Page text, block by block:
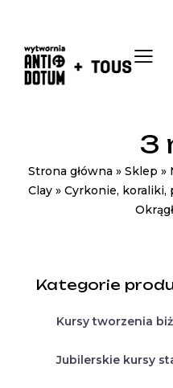
3
Strona główna » Sklep »
Clay » Cyrkonie, koraliki,
Kategorie
Kursy tworzenia
Jubilerskie kursy